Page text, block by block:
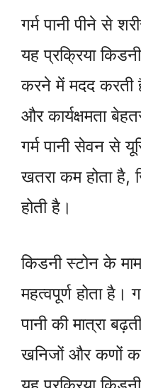
गर्म पानी पीने से
यह प्रक्रिया
करने में मदद करती
और कार्यक्षमता
गर्म पानी सेवन से
खतरा कम होता है,
होती है।
किडनी स्टोन के
महत्वपूर्ण होता है।
पानी की मात्रा
खनिजों और कणों